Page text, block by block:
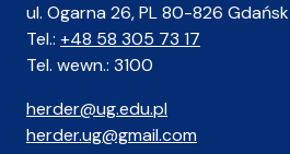
ul. Ogarna 26, PL 80-826 Gdańsk
Tel.: +48 58 305 73 17
Tel. wewn.: 3100
herder@ug.edu.pl
herder.ug@gmail.com